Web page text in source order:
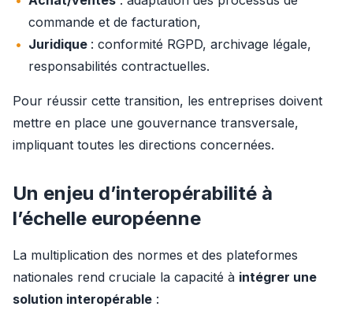
commande et de facturation,
Juridique : conformité RGPD, archivage légale,
responsabilités contractuelles.
Pour réussir cette transition, les entreprises doivent
mettre en place une gouvernance transversale,
impliquant toutes les directions concernées.
Un enjeu d’interopérabilité à
l’échelle européenne
La multiplication des normes et des plateformes
nationales rend cruciale la capacité à intégrer une
solution interopérable :